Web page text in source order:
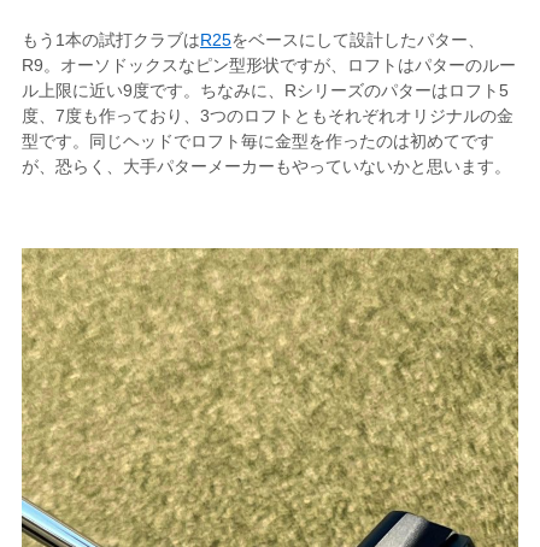
もう1本の試打クラブはR25をベースにして設計したパター、
R9。オーソドックスなピン型形状ですが、ロフトはパターのルー
ル上限に近い9度です。ちなみに、Rシリーズのパターはロフト5
度、7度も作っており、3つのロフトともそれぞれオリジナルの金
型です。同じヘッドでロフト毎に金型を作ったのは初めてです
が、恐らく、大手パターメーカーもやっていないかと思います。